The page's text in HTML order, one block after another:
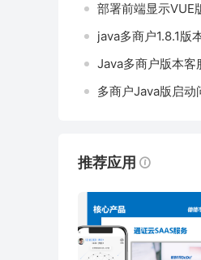
部署前端显示VUE
java多商户1.8.1
Java多商户版本客
多商户Java版启动
推荐应用